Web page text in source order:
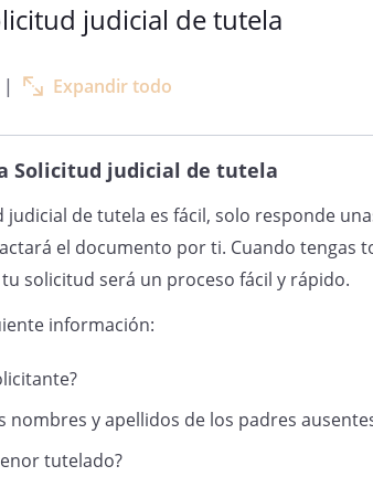
este escrito, solicito EXPEDIENTE DE
a menor
los siguientes,
HECHOS
menor
y yo nacimos
del matrimonio formado por
judicial de tutela
| Expandir todo
Solicitud judicial de tutela
judicial de tutela es fácil, solo responde
el documento por ti. Cuando tengas
solicitud será un proceso fácil y rápido.
información:
nombres y apellidos de los padres
tutelado?